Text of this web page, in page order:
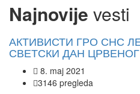
Najnovije vesti
АКТИВИСТИ ГРО СНС
СВЕТСКИ ДАН
8. maj 2021
3146 pregleda